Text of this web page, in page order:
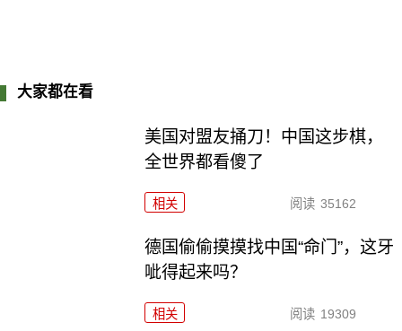
大家都在看
美国对盟友捅刀！中国这步棋，
全世界都看傻了
相关 阅读 35162
德国偷偷摸摸找中国“命门”，这牙
呲得起来吗？
相关 阅读 19309